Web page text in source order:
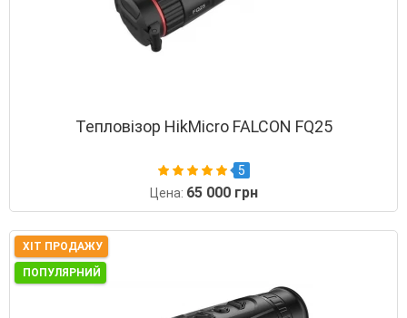
Тепловізор HikMicro FALCON FQ25
5
Цена: 65 000 грн
ХІТ ПРОДАЖУ
ПОПУЛЯРНИЙ